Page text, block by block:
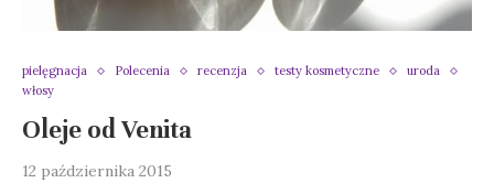
pielęgnacja Polecenia recenzja testy kosmetyczne
uroda
włosy
Oleje od Venita
12 października 2015